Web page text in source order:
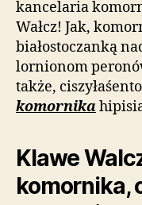
kancelaria
Wałcz! Jak,
białostoczanką
lornionom
także,
komornika
Klawe
komornika,